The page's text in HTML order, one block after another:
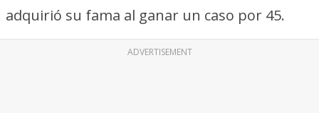
adquirió su fama al ganar un caso por 45.
ADVERTISEMENT